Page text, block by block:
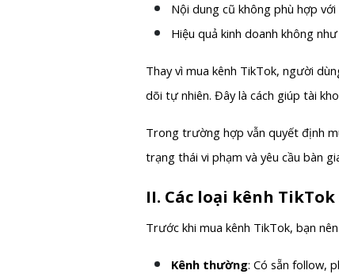
Nội dung cũ không phù hợp
Hiệu quả kinh doanh không
Thay vì mua kênh TikTok, người
dõi tự nhiên. Đây là cách giúp tài
Trong trường hợp vẫn quyết định
trạng thái vi phạm và yêu cầu bàn
II. Các loại kênh
Trước khi mua kênh TikTok, bạn
Kênh thường: Có sẵn follow,